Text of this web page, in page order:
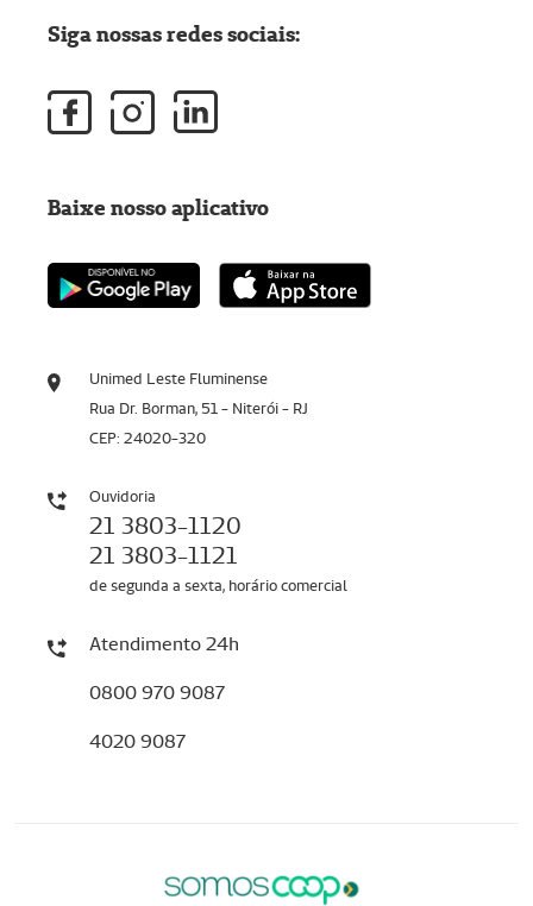
Unimed Leste Fluminense
Rua Dr. Borman, 51 - Niterói - RJ
CEP: 24020-320
Ouvidoria
21 3803-1120
21 3803-1121
de segunda a sexta, horário comercial
Atendimento 24h
0800 970 9087
4020 9087
Siga nossas redes sociais:
Baixe nosso aplicativo